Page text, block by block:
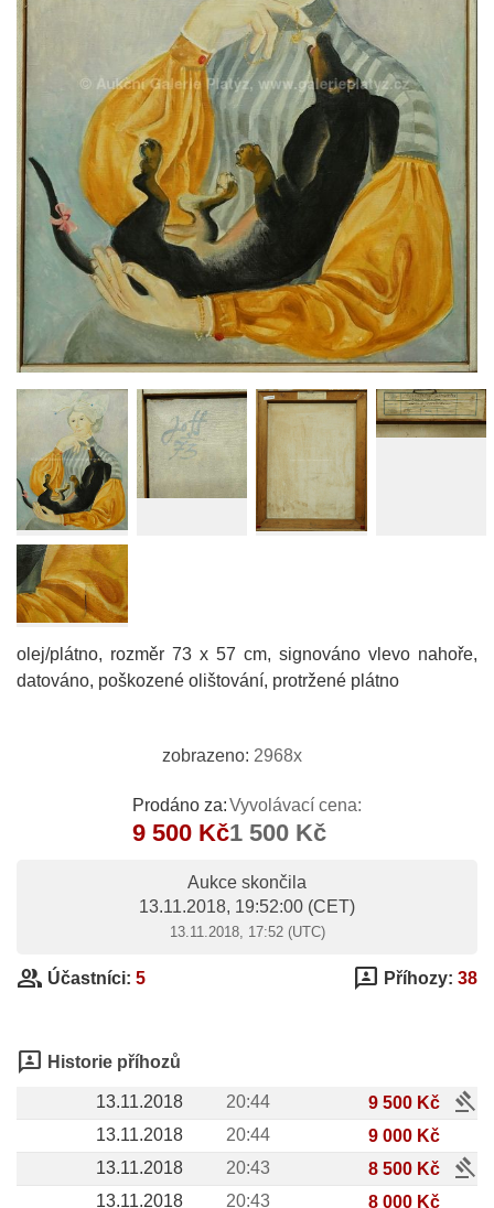
olej/plátno, rozměr 73 x 57 cm, signováno vlevo nahoře,
datováno, poškozené olištování, protržené plátno
zobrazeno: 2968x
Prodáno za:
9 500 Kč
Vyvolávací cena:
1 500 Kč
Aukce skončila
13.11.2018, 19:52:00 (CET)
13.11.2018, 17:52 (UTC)
group Účastníci: 5 3p Příhozy: 38
3p Historie příhozů
13.11.2018 20:44 9 500 Kč gavel
13.11.2018 20:44
9 000 Kč
13.11.2018
20:43 8 500 Kč gavel
13.11.2018 20:43
8 000 Kč